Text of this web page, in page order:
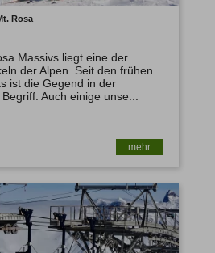
info@mountain-spirit.de
Widerspruch (Art. 21 DSGVO)
Rosa
Massivs liegt eine der
der Alpen. Seit den frühen
ist die Gegend in der
Auch einige unse...
mehr